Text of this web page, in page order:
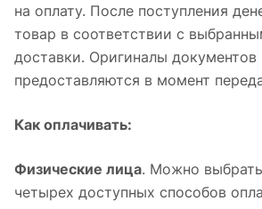
на оплату. После поступления
товар в соответствии с
доставки. Оригиналы документов
предоставляются в момент
Как оплачивать:
Физические лица. Можно
четырех доступных способов